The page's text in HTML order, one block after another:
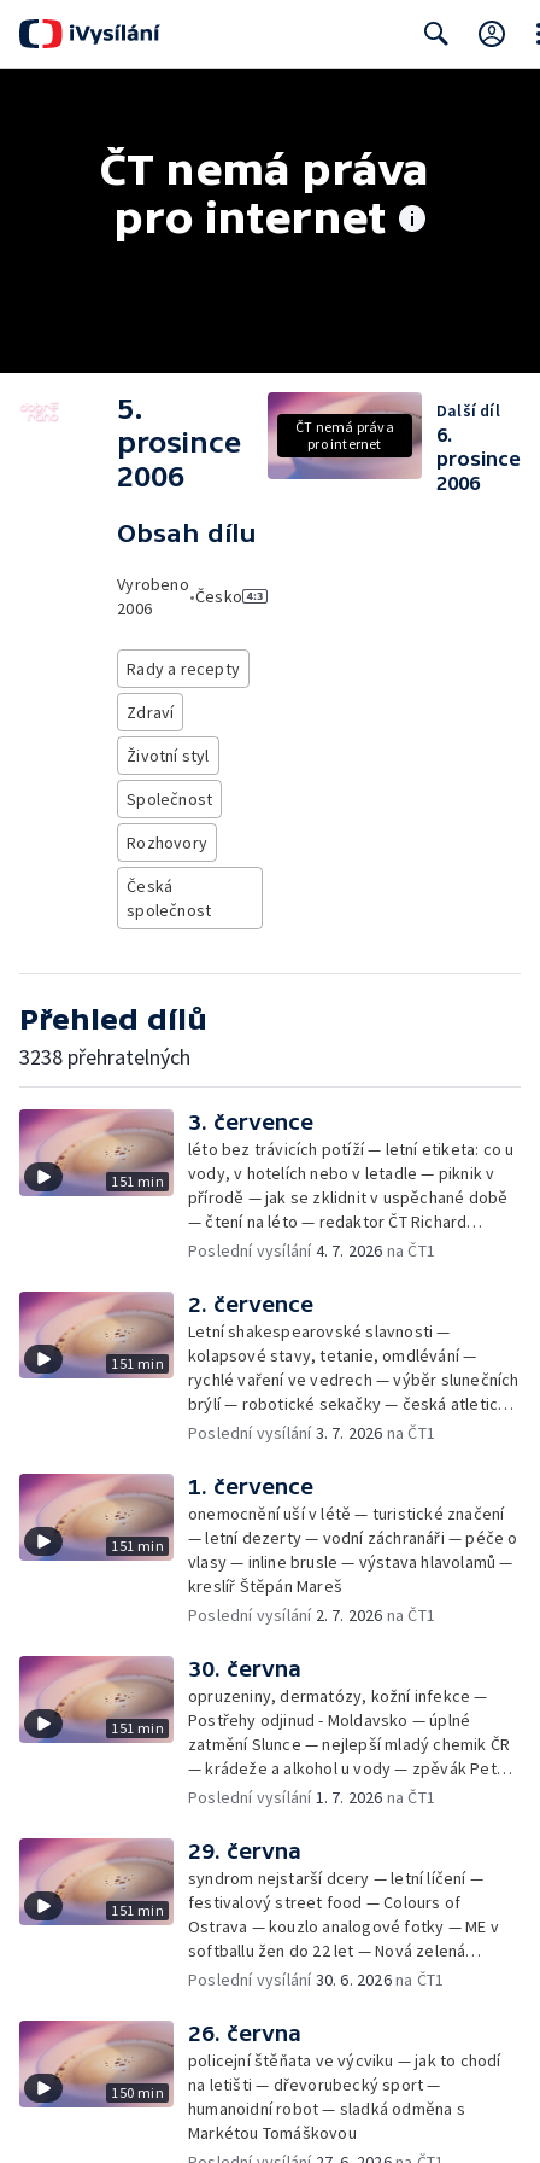
ČT nemá práva
pro internet
5.
prosince
2006
Obsah dílu
Vyrobeno
2006
•Česko
Rady a recepty
Zdraví
Životní styl
Společnost
Rozhovory
Česká
společnost
ČT nemá práva
pro internet
Další díl
6.
prosince
2006
Přehled dílů
3238 přehratelných
151 min
3. července
léto bez trávicích potíží — letní etiketa: co u
vody, v hotelích nebo v letadle — piknik v
přírodě — jak se zklidnit v uspěchané době
— čtení na léto — redaktor ČT Richard
Samko
Poslední vysílání4. 7. 2026 na ČT1
151 min
2. července
Letní shakespearovské slavnosti —
kolapsové stavy, tetanie, omdlévání —
rychlé vaření ve vedrech — výběr slunečních
brýlí — robotické sekačky — česká atletická
rekordmanka — psí seriál: výmarský
Poslední vysílání3. 7. 2026 na ČT1
151 min
1. července
onemocnění uší v létě — turistické značení
— letní dezerty — vodní záchranáři — péče o
vlasy — inline brusle — výstava hlavolamů —
kreslíř Štěpán Mareš
Poslední vysílání 2. 7. 2026 na ČT1
151 min
30. června
opruzeniny, dermatózy, kožní infekce —
Postřehy odjinud - Moldavsko — úplné
zatmění Slunce — nejlepší mladý chemik ČR
— krádeže a alkohol u vody — zpěvák Peter
Cmorik
Poslední vysílání1. 7. 2026 na ČT1
151 min
29. června
syndrom nejstarší dcery — letní líčení —
festivalový street food — Colours of
Ostrava — kouzlo analogové fotky — ME v
softballu žen do 22 let — Nová zelená
úsporám — Global Teacher Prize Czech
Poslední vysílání30. 6. 2026na ČT1
150 min
26. června
policejní štěňata ve výcviku — jak to chodí
na letišti — dřevorubecký sport —
humanoidní robot — sladká odměna s
Markétou Tomáškovou